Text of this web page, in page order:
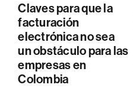
Claves para que la
facturación
electrónica no sea
un obstáculo para las
empresas en
Colombia